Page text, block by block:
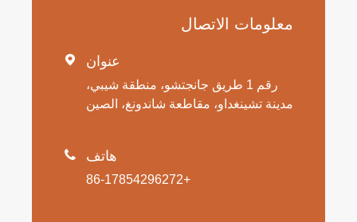
معلومات الاتصال
 عنوان
رقم 1 طريق جانجتشو، منطقة شيبي،
مدينة تشينغداو، مقاطعة شاندونغ، الصين
 هاتف
+86-17854296272